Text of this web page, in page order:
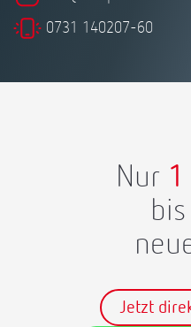
0731 140207-60
Nur
Jetzt